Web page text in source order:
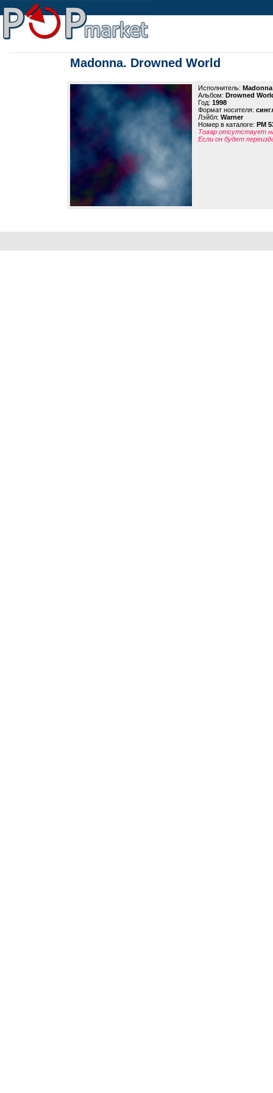
Madonna. Drowned World
Исполнитель: Madonna
Альбом: Drowned
Год: 1998
Формат носителя:
Лэйбл: Warner
Номер в каталоге: PM
Товар отсутствует
Если он будет